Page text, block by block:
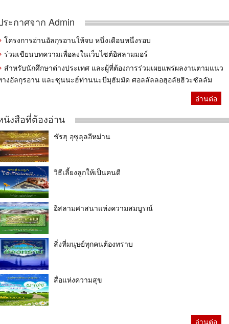
ระกาศจาก Admin
โครงการอ่านอัลกุรอานให้จบ หนึ่งเดือนหนึ่งรอบ
ร่วมเขียนบทความเพื่อลงในเว็บไซต์อิสลามมอร์
สำหรับนักศึกษาต่างประเทศ และผู้ที่ต้องการร่วมเผยแพร่ผลงานตามแนว
างอัลกุรอาน และซุนนะฮ์ท่านนะบีมุฮัมมัด ศอลลัลลอฮุอลัยฮิวะซัลลัม
อ่านต่อ
นังสือที่ต้องอ่าน
ชัรฮุ อุซูลุลอีหม่าน
วิธีเลี้ยงลูกให้เป็นคนดี
อิสลามศาสนาแห่งความสมบูรณ์
สิ่งที่มนุษย์ทุกคนต้องทราบ
สื่อแห่งความสุข
อ่านต่อ